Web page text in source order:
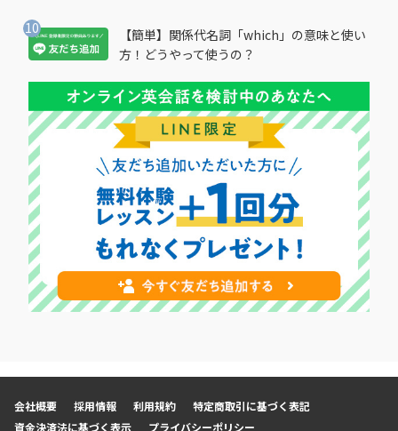
【簡単】関係代名詞「which」の意味と使い
方！どうやって使うの？
会社概要 採用情報 利用規約
特定商取引に基づく表記
資金決済法に基づく表示
プライバシーポリシー